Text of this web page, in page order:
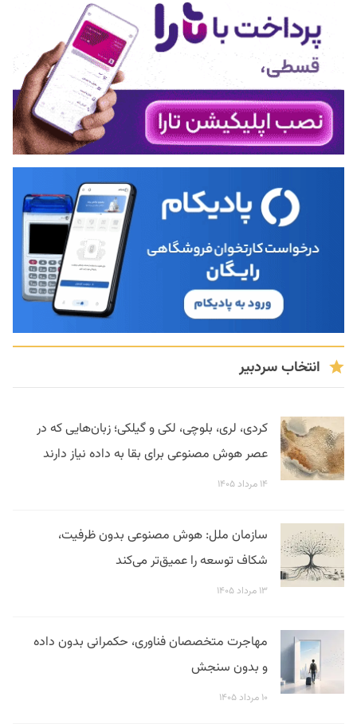
انتخاب سردبیر
کردی، لری، بلوچی، لکی و گیلکی؛ زبان‌هایی که در
عصر هوش مصنوعی برای بقا به داده نیاز دارند
۱۴ مرداد ۱۴۰۵
سازمان ملل: هوش مصنوعی بدون ظرفیت،
شکاف توسعه را عمیق‌تر می‌کند
۱۳ مرداد ۱۴۰۵
مهاجرت متخصصان فناوری، حکمرانی بدون داده
و بدون سنجش
۱۰ مرداد ۱۴۰۵